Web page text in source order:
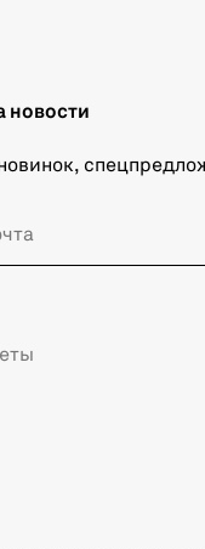
новости